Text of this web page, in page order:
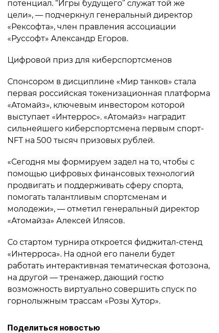
потенциал. “Игры будущего” служат той же
цели», — подчеркнул генеральный директор
«Рексофта», член правления ассоциации
«Руссофт» Александр Егоров.
Цифровой приз для киберспортсменов
Спонсором в дисциплине «Мир танков» стала
первая российская токенизационная платформа
«Атомайз», ключевым инвестором которой
выступает «Интеррос». «Атомайз» наградит
сильнейшего киберспортсмена первым спорт-
NFT на 500 тысяч призовых рублей.
«Сегодня мы формируем задел на то, чтобы с
помощью цифровых финансовых технологий
продвигать и поддерживать сферу спорта,
помогать талантливым спортсменам и
молодежи», — отметил генеральный директор
«Атомайза» Алексей Илясов.
Со стартом турнира откроется фиджитал-стенд
«Интерроса». На одной его панели будет
работать интерактивная тематическая фотозона,
на другой — тренажер, дающий гостю
возможность виртуально совершить спуск по
горнолыжным трассам «Розы Хутор».
Поделиться новостью